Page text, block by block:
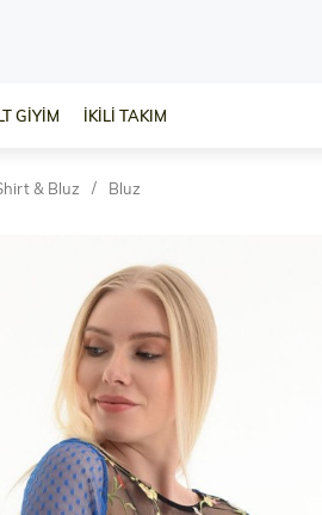
GİYİM İKİLİ TAKIM
& Bluz Bluz